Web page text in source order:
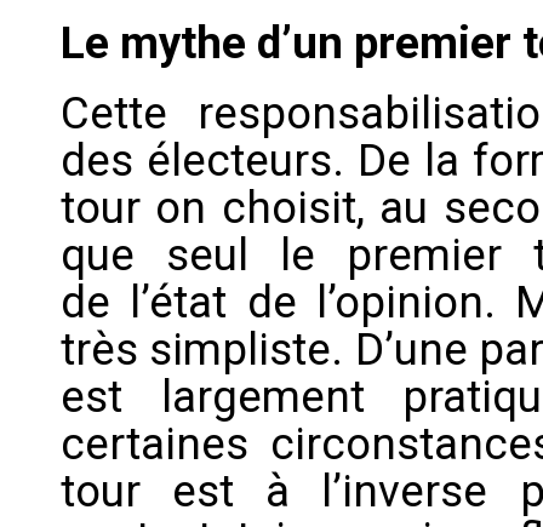
Le mythe d’un premier
Cette
des électeurs. De la
tour on choisit, au
que seul le premier
de l’état de l’opinion.
très simpliste. D’une
est largement
certaines
tour est à l’inverse